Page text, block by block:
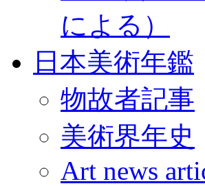
による）
日本美術年鑑
物故者記事
美術界年史
Art news